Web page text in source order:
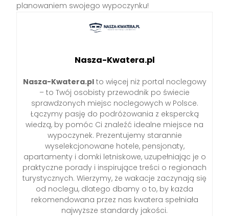
planowaniem swojego wypoczynku!
Nasza-Kwatera.pl
Nasza-Kwatera.plto więcej niż portal noclegowy
– to Twój osobisty przewodnik po świecie
sprawdzonych miejsc noclegowych w Polsce.
Łączymy pasję do podróżowania z ekspercką
wiedzą, by pomóc Ci znaleźć idealne miejsce na
wypoczynek. Prezentujemy starannie
wyselekcjonowane hotele, pensjonaty,
apartamenty i domki letniskowe, uzupełniając je o
praktyczne porady i inspirujące treści o regionach
turystycznych. Wierzymy, że wakacje zaczynają się
od noclegu, dlatego dbamy o to, by każda
rekomendowana przez nas kwatera spełniała
najwyższe standardy jakości.